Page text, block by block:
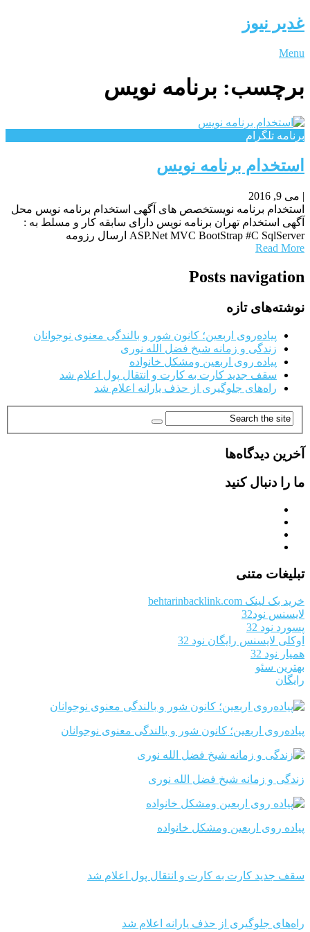
غدیر نیوز
Menu
برچسب: برنامه نویس
برنامه تلگرام
استخدام برنامه نویس
| می 9, 2016
استخدام برنامه نویستخصص های آگهی استخدام برنامه نویس محل
آگهی استخدام تهران برنامه نویس دارای سابقه کار و مسلط به :
ASP.Net MVC BootStrap #C SqlServer ارسال رزومه
Read More
Posts navigation
نوشته‌های تازه
پیاده‌روی اربعین؛ کانون شور و بالندگی معنوی نوجوانان
زندگی و زمانه شیخ فضل الله نوری
پیاده روی اربعین ومشکل خانواده
سقف جدید کارت به کارت و انتقال پول اعلام شد
راه‌های جلوگیری از حذف یارانه اعلام شد
آخرین دیدگاه‌ها
ما را دنبال کنید
تبلیغات متنی
خرید بک لینک behtarinbacklink.com
لایسنس نود32
پسورد نود 32
اوکلی لایسنس رایگان نود 32
همیار نود 32
بهترین سئو
رایگان
پیاده‌روی اربعین؛ کانون شور و بالندگی معنوی نوجوانان
زندگی و زمانه شیخ فضل الله نوری
پیاده روی اربعین ومشکل خانواده
سقف جدید کارت به کارت و انتقال پول اعلام شد
راه‌های جلوگیری از حذف یارانه اعلام شد